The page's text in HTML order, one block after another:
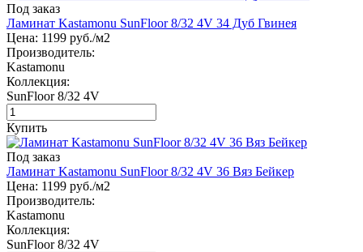
Под заказ
Ламинат Kastamonu SunFloor 8/32 4V 34 Дуб Гвинея
Цена: 1199 руб./м2
Производитель:
Kastamonu
Коллекция:
SunFloor 8/32 4V
Купить
Под заказ
Ламинат Kastamonu SunFloor 8/32 4V 36 Вяз Бейкер
Цена: 1199 руб./м2
Производитель:
Kastamonu
Коллекция:
SunFloor 8/32 4V